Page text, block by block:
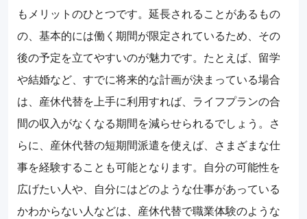
もメリットのひとつです。延長されることがあるもの
の、基本的には働く期間が限定されているため、その
後の予定を立てやすいのが魅力です。たとえば、留学
や結婚など、すでに将来的な計画が決まっている場合
は、産休代替を上手に利用すれば、ライフプランの合
間の収入がなくなる期間を減らせられるでしょう。さ
らに、産休代替の短期間派遣を使えば、さまざまな仕
事を経験することも可能となります。自分の可能性を
広げたい人や、自分にはどのような仕事があっている
かわからない人などは、産休代替で職業体験のような